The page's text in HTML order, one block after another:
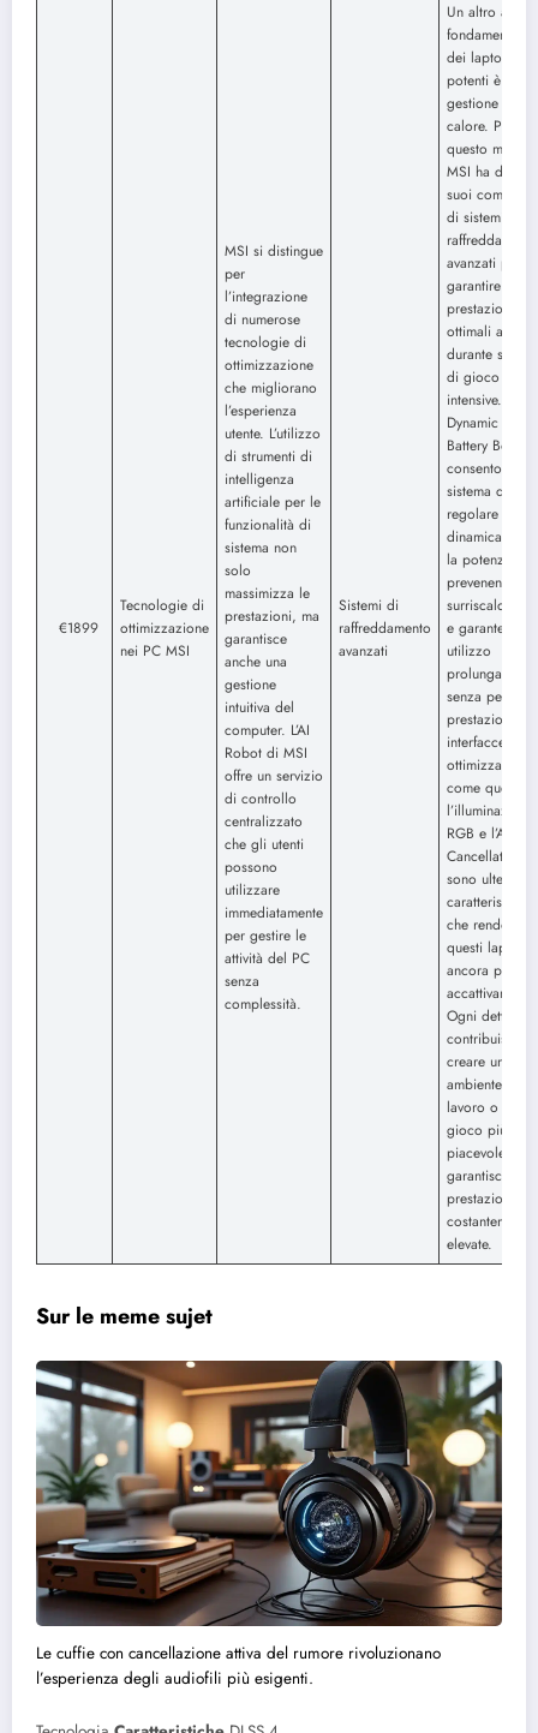
€1899
Tecnologie di
ottimizzazione
nei PC MSI
MSI si distingue
per
l’integrazione
di numerose
tecnologie di
ottimizzazione
che migliorano
l’esperienza
utente. L’utilizzo
di strumenti di
intelligenza
artificiale per le
funzionalità di
sistema non
solo
massimizza le
prestazioni, ma
garantisce
anche una
gestione
intuitiva del
computer. L’AI
Robot di MSI
offre un servizio
di controllo
centralizzato
che gli utenti
possono
utilizzare
immediatamente
per gestire le
attività del PC
senza
complessità.
Sistemi di
raffreddamento
avanzati
Un altro
fondamentale
dei laptop
potenti è la
gestione del
calore. Per
questo motivo,
MSI ha
suoi computer
di sistemi di
raffreddamento
avanzati per
garantire
prestazioni
ottimali anche
durante
di gioco
intensive.
Dynamic
Battery Boost
consentono al
sistema di
regolare
dinamicamente
la potenza,
prevenendo il
e garantendo
utilizzo
prolungato
senza perdite
prestazioni. Le
interfacce
ottimizzate,
come quelle
l’illuminazione
RGB e l’AI
Cancellation,
sono ulteriori
caratteristiche
che rendono
questi laptop
ancora più
accattivanti.
Ogni dettaglio
contribuisce a
creare un
ambiente di
lavoro o di
gioco più
piacevole e
garantisce
prestazioni
costantemente
elevate.
Sur le meme sujet
Le cuffie con cancellazione attiva del rumore rivoluzionano
l’esperienza degli audiofili più esigenti.